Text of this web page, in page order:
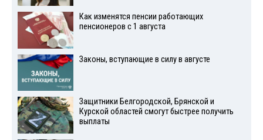
Как изменятся пенсии работающих
пенсионеров с 1 августа
Законы, вступающие в силу в августе
Защитники Белгородской, Брянской и
Курской областей смогут быстрее получить
выплаты